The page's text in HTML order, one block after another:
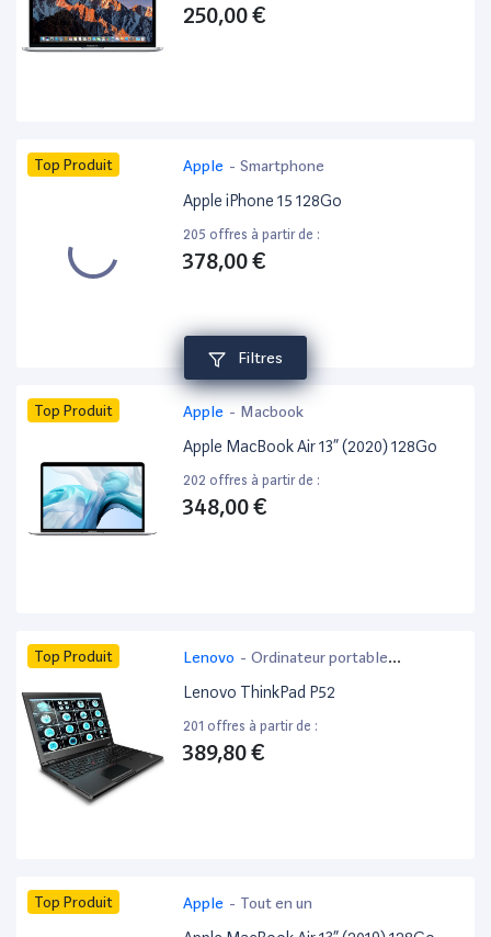
Filtres
250,00 €
Top Produit Apple - Smartphone
Apple iPhone 15 128Go
205 offres à partir de :
378,00 €
Top Produit Apple - Macbook
Apple MacBook Air 13” (2020) 128Go
202 offres à partir de :
348,00 €
Top Produit Lenovo - Ordinateur portable
bureautique
Lenovo ThinkPad P52
201 offres à partir de :
389,80 €
Top Produit Apple - Tout en un